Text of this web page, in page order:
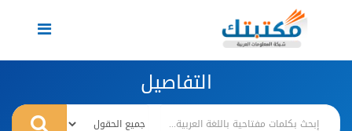
Toggle
navigation
التفاصيل